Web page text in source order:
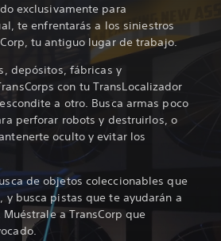
exclusivamente para
te enfrentarás a los siniestros
tu antiguo lugar de trabajo.
depósitos, fábricas y
con tu TransLocalizador
a otro. Busca armas poco
perforar robots y destruirlos, o
oculto y evitar los
de objetos coleccionables que
busca pistas que te ayudarán a
a TransCorp que